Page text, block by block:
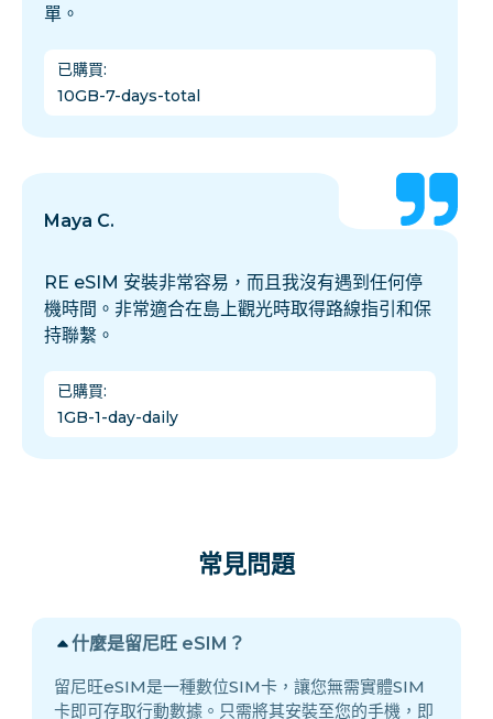
單。
已購買:
10GB-7-days-total
Maya C.
RE eSIM 安裝非常容易，而且我沒有遇到任何停
機時間。非常適合在島上觀光時取得路線指引和保
持聯繫。
已購買:
1GB-1-day-daily
常見問題
什麼是留尼旺 eSIM？
留尼旺eSIM是一種數位SIM卡，讓您無需實體SIM
卡即可存取行動數據。只需將其安裝至您的手機，即